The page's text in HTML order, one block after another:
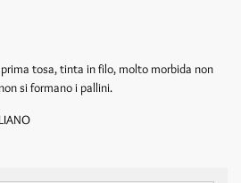
tosa, tinta in filo, molto morbida non
si formano i pallini.